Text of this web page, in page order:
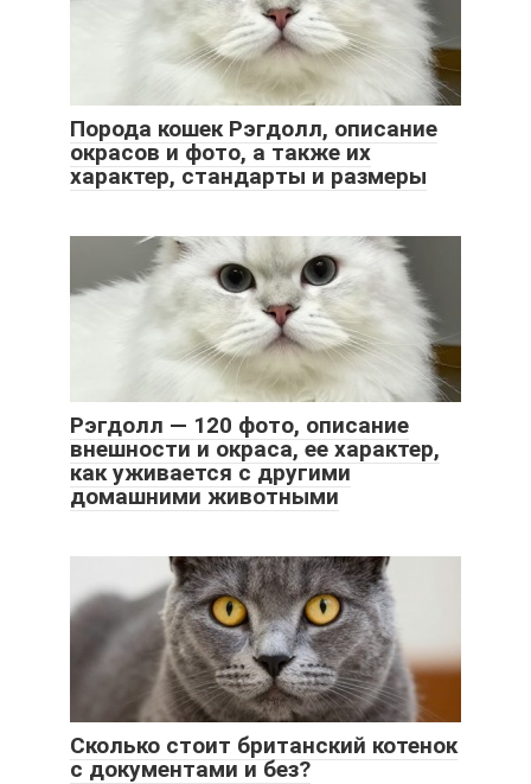
Порода кошек Рэгдолл, описание
окрасов и фото, а также их
характер, стандарты и размеры
Рэгдолл — 120 фото, описание
внешности и окраса, ее характер,
как уживается с другими
домашними животными
Сколько стоит британский котенок
с документами и без?